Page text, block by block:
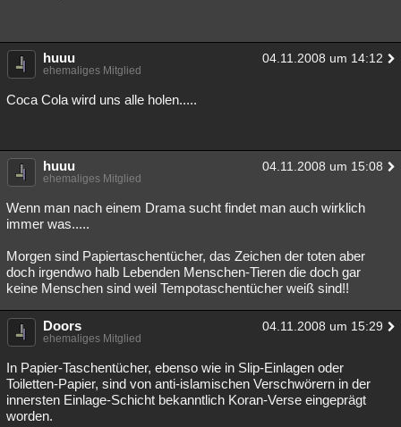
huuu 04.11.2008 um 14:12
ehemaliges Mitglied
Coca Cola wird uns alle holen.....
huuu 04.11.2008 um 15:08
ehemaliges Mitglied
Wenn man nach einem Drama sucht findet man auch wirklich
immer was.....
Morgen sind Papiertaschentücher, das Zeichen der toten aber
doch irgendwo halb Lebenden Menschen-Tieren die doch gar
keine Menschen sind weil Tempotaschentücher weiß sind!!
Doors 04.11.2008 um 15:29
ehemaliges Mitglied
In Papier-Taschentücher, ebenso wie in Slip-Einlagen oder
Toiletten-Papier, sind von anti-islamischen Verschwörern in der
innersten Einlage-Schicht bekanntlich Koran-Verse eingeprägt
worden.